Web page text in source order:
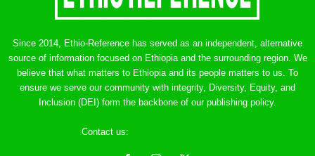
Since 2014, Ethio-Reference has served as an independent, alternative
source of information focused on Ethiopia and the surrounding region. We
believe that what matters to Ethiopia and its people matters to us. To
ensure we serve our community with integrity, Diversity, Equity, and
Inclusion (DEI) form the backbone of our publishing policy.
Contact us: